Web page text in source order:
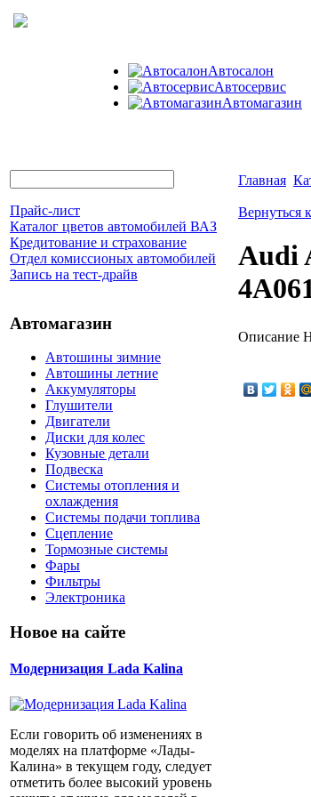
Автосалон
Автосервис
Автомагазин
Прайс-лист
Каталог цветов автомобилей ВАЗ
Кредитование и страхование
Отдел комиссионых автомобилей
Запись на тест-драйв
Автомагазин
Автошины зимние
Автошины летние
Аккумуляторы
Глушители
Двигатели
Диски для колес
Кузовные детали
Подвеска
Системы отопления и
охлаждения
Системы подачи топлива
Сцепление
Тормозные системы
Фары
Фильтры
Электроника
Новое на сайте
Модернизация Lada Kalina
Если говорить об изменениях в
моделях на платформе «Лады-
Калина» в текущем году, следует
отметить более высокий уровень
Главная
Вернуться
Audi
Описание